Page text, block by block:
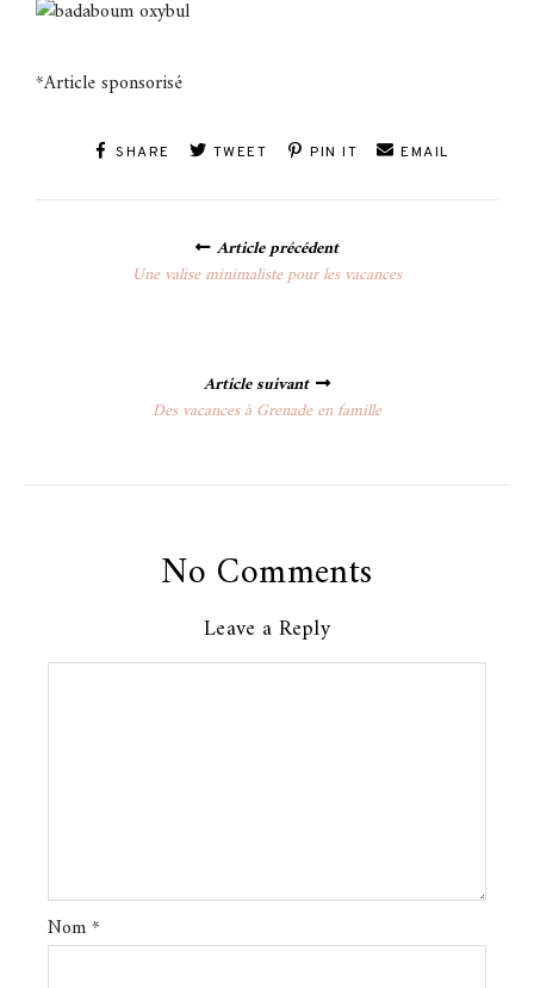
*Article sponsorisé
SHARE TWEET PIN IT EMAIL
navigation
Article précédent
Une valise minimaliste pour les vacances
Article suivant
Des vacances à Grenade en famille
No Comments
Leave a Reply
Nom*